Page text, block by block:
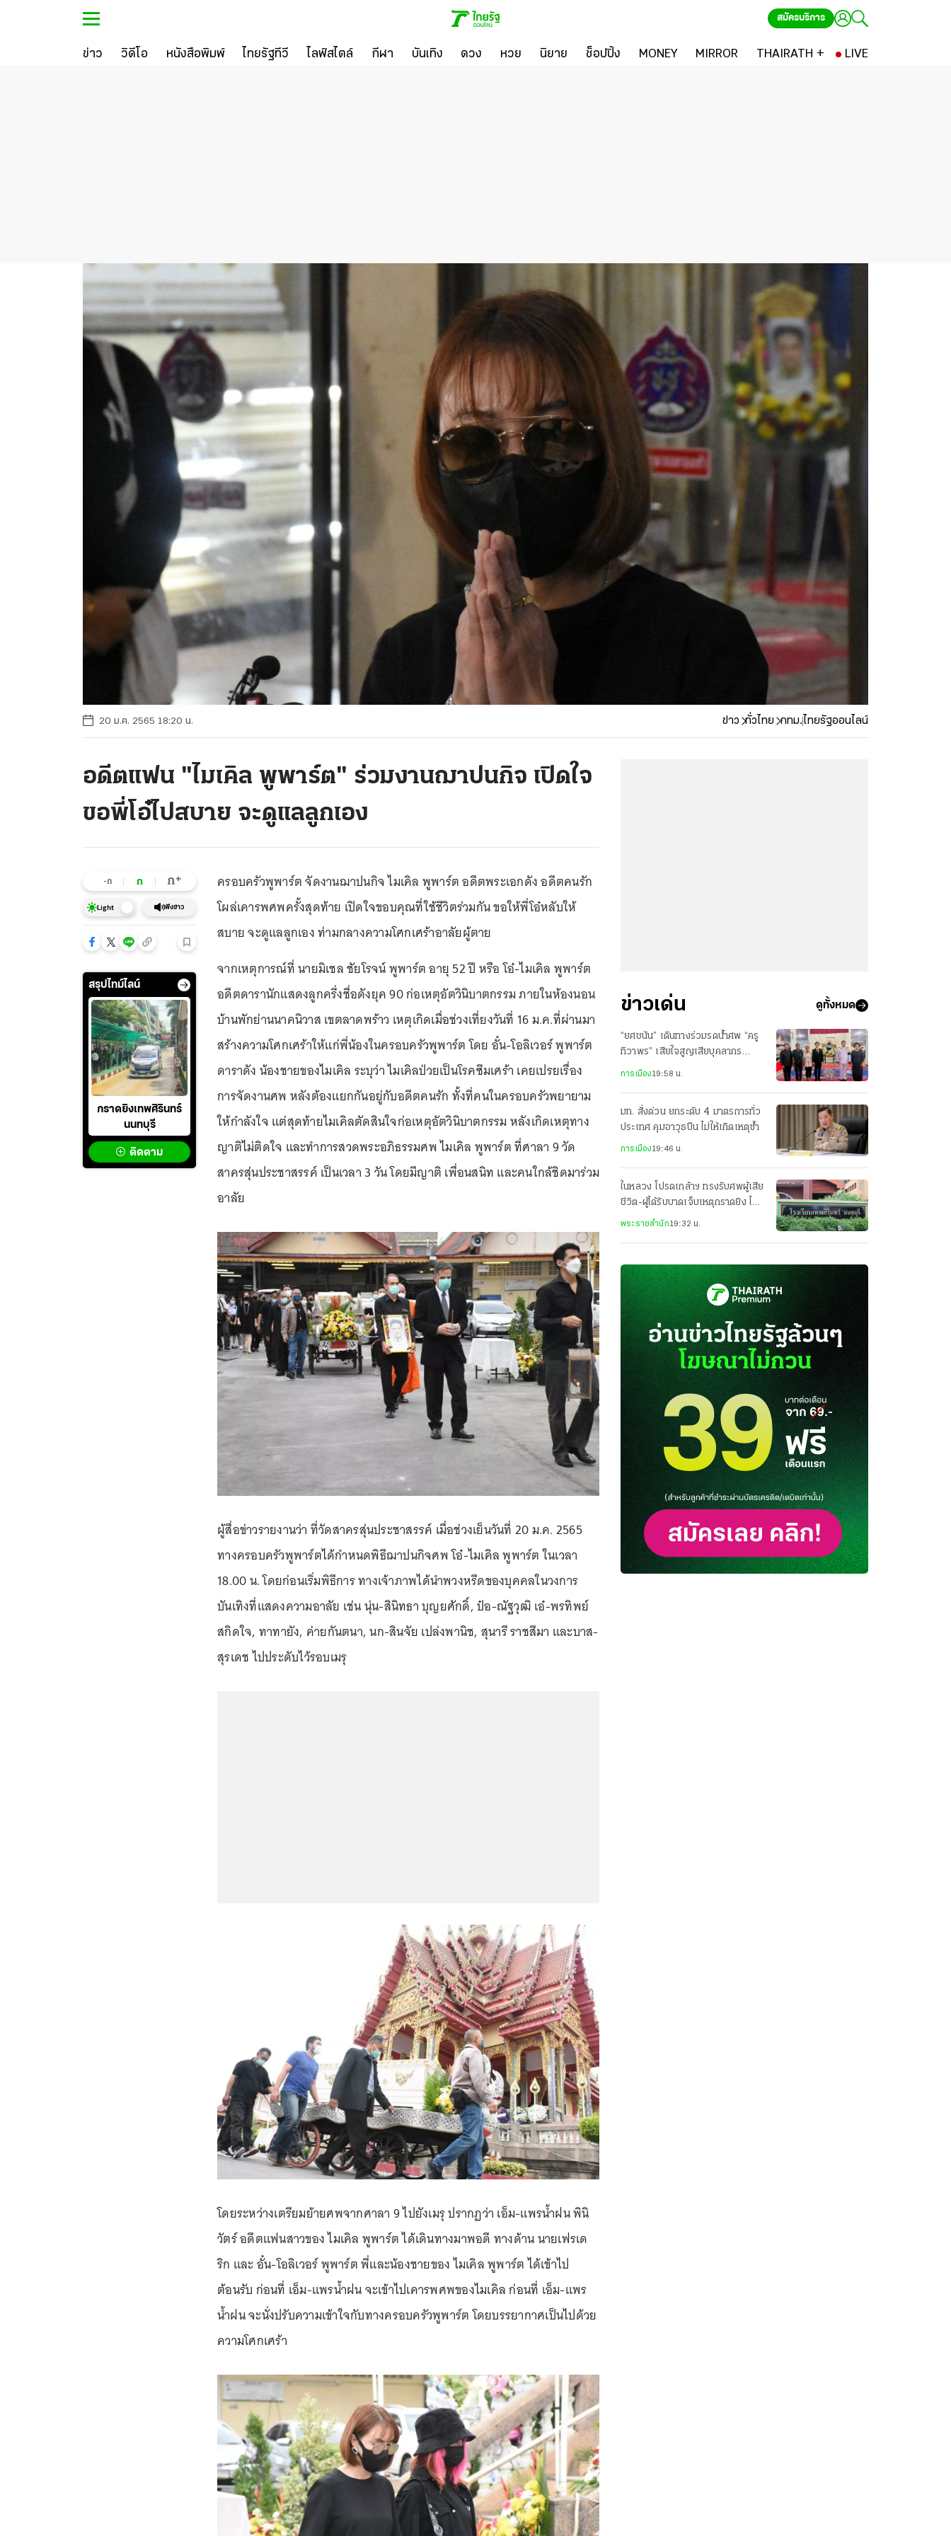
สมัครบริการ
ข่าว วิดีโอ หนังสือพิมพ์ ไทยรัฐทีวี ไลฟ์สไตล์ กีฬา บันเทิง ดวง หวย นิยาย ช็อปปิ้ง MONEY MIRROR THAIRATH + LIVE
20 ม.ค. 2565 18:20 น. ข่าว ทั่วไทย กทม.ไทยรัฐออนไลน์
อดีตแฟน "ไมเคิล พูพาร์ต" ร่วมงานฌาปนกิจ เปิดใจ
ขอพี่โอ๋ไปสบาย จะดูแลลูกเอง
-ก ก ก+
Light ฟังข่าว
สรุปไทม์ไลน์
กราดยิงเทพศิรินทร์
นนทบุรี
ติดตาม
ครอบครัวพูพาร์ต จัดงานฌาปนกิจ ไมเคิล พูพาร์ต อดีตพระเอกดัง อดีตคนรัก
โผล่เคารพศพครั้งสุดท้าย เปิดใจขอบคุณที่ใช้ชีวิตร่วมกัน ขอให้พี่โอ๋หลับให้
สบาย จะดูแลลูกเอง ท่ามกลางความโศกเศร้าอาลัยผู้ตาย
จากเหตุการณ์ที่ นายมิเชล ชัยโรจน์ พูพาร์ต อายุ 52 ปี หรือ โอ๋-ไมเคิล พูพาร์ต
อดีตดารานักแสดงลูกครึ่งชื่อดังยุค 90 ก่อเหตุอัตวินิบาตกรรม ภายในห้องนอน
บ้านพักย่านนาคนิวาส เขตลาดพร้าว เหตุเกิดเมื่อช่วงเที่ยงวันที่ 16 ม.ค.ที่ผ่านมา
สร้างความโศกเศร้าให้แก่พี่น้องในครอบครัวพูพาร์ต โดย อั๋น-โอลิเวอร์ พูพาร์ต
ดาราดัง น้องชายของไมเคิล ระบุว่า ไมเคิลป่วยเป็นโรคซึมเศร้า เคยเปรยเรื่อง
การจัดงานศพ หลังต้องแยกกันอยู่กับอดีตคนรัก ทั้งที่คนในครอบครัวพยายาม
ให้กำลังใจ แต่สุดท้ายไมเคิลตัดสินใจก่อเหตุอัตวินิบาตกรรม หลังเกิดเหตุทาง
ญาติไม่ติดใจ และทำการสวดพระอภิธรรมศพ ไมเคิล พูพาร์ต ที่ศาลา 9 วัด
สาครสุ่นประชาสรรค์ เป็นเวลา 3 วัน โดยมีญาติ เพื่อนสนิท และคนใกล้ชิดมาร่วม
อาลัย
ผู้สื่อข่าวรายงานว่า ที่วัดสาครสุ่นประชาสรรค์ เมื่อช่วงเย็นวันที่ 20 ม.ค. 2565
ทางครอบครัวพูพาร์ตได้กำหนดพิธีฌาปนกิจศพ โอ๋-ไมเคิล พูพาร์ต ในเวลา
18.00 น. โดยก่อนเริ่มพิธีการ ทางเจ้าภาพได้นำพวงหรีดของบุคคลในวงการ
บันเทิงที่แสดงความอาลัย เช่น นุ่น-สินิทธา บุญยศักดิ์, ป๋อ-ณัฐวุฒิ เอ๋-พรทิพย์
สกิดใจ, ทาทายัง, ค่ายกันตนา, นก-สินจัย เปล่งพานิช, สุนารี ราชสีมา และบาส-
สุรเดช ไปประดับไว้รอบเมรุ
โดยระหว่างเตรียมย้ายศพจากศาลา 9 ไปยังเมรุ ปรากฏว่า เอ็ม-แพรน้ำฝน พินิ
วัตร์ อดีตแฟนสาวของ ไมเคิล พูพาร์ต ได้เดินทางมาพอดี ทางด้าน นายเฟรเด
ริก และ อั๋น-โอลิเวอร์ พูพาร์ต พี่และน้องชายของ ไมเคิล พูพาร์ต ได้เข้าไป
ต้อนรับ ก่อนที่ เอ็ม-แพรน้ำฝน จะเข้าไปเคารพศพของไมเคิล ก่อนที่ เอ็ม-แพร
น้ำฝน จะนั่งปรับความเข้าใจกับทางครอบครัวพูพาร์ต โดยบรรยากาศเป็นไปด้วย
ความโศกเศร้า
ข่าวเด่น ดูทั้งหมด
“ยศชนัน” เดินทางร่วมรดน้ำศพ “ครู
ทิวาพร” เสียใจสูญเสียบุคลากร
ทางการศึกษา
การเมือง19:58 น.
มท. สั่งด่วน ยกระดับ 4 มาตรการทั่ว
ประเทศ คุมอาวุธปืน ไม่ให้เกิดเหตุซ้ำ
การเมือง19:46 น.
ในหลวง โปรดเกล้าฯ ทรงรับศพผู้เสีย
ชีวิต-ผู้ได้รับบาดเจ็บเหตุกราดยิง ไว้
ในพระบรมราชานุเคราะห์
พระราชสำนัก19:32 น.